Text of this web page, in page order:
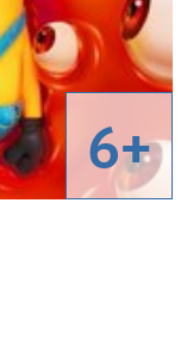
6+